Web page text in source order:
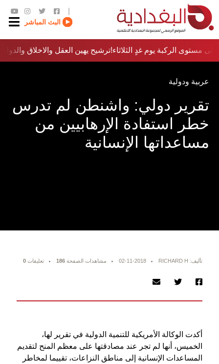
البث المباشر
ترشيح يهين العقل والاخلاق والدولة…؟!مستوى الركبة يوم غدٍ الثلاثاء
عربية ودولية
تقرير دولي: واشنطن لم تدرس
خطر استفادة الإرهابيين من
مساعداتها الإنسانية
تأليف: RICHARD H 02-11-2018 مشاهدات الصفحة 186 تعليقات 0
أكدت الوكالة الأمريكية للتنمية الدولية في تقرير لها،
الخميس، أنها لم تجر عند مصادقتها على معظم المنح لتقديم
المساعدات الإنسانية إلى مناطق النزاعات، تقييما لمخاطر